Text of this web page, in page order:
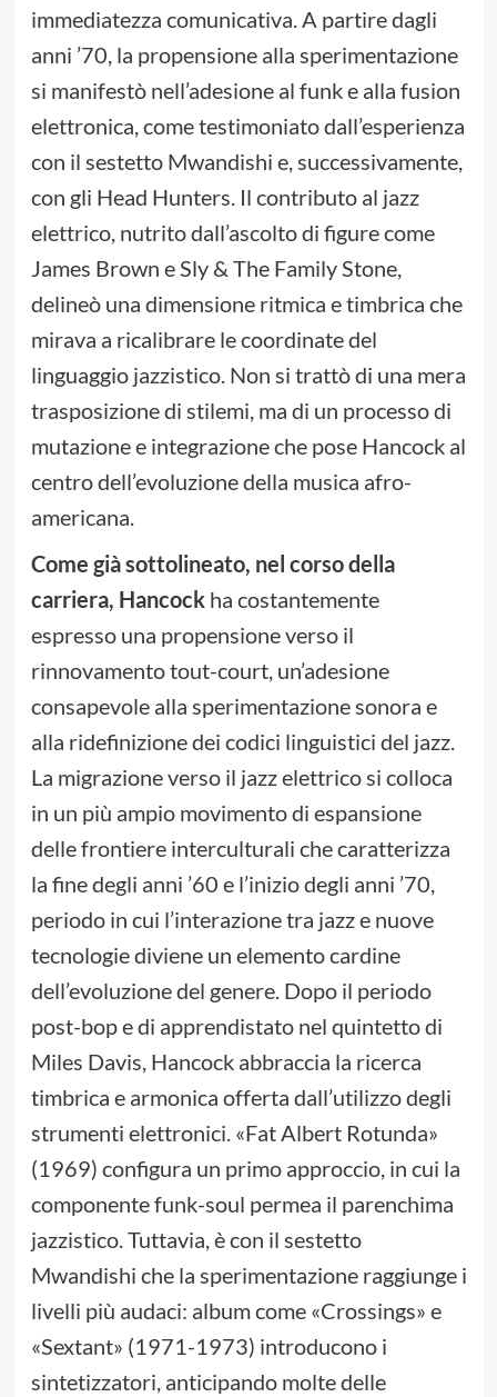
immediatezza comunicativa. A partire dagli
anni ’70, la propensione alla sperimentazione
si manifestò nell’adesione al funk e alla fusion
elettronica, come testimoniato dall’esperienza
con il sestetto Mwandishi e, successivamente,
con gli Head Hunters. Il contributo al jazz
elettrico, nutrito dall’ascolto di figure come
James Brown e Sly & The Family Stone,
delineò una dimensione ritmica e timbrica che
mirava a ricalibrare le coordinate del
linguaggio jazzistico. Non si trattò di una mera
trasposizione di stilemi, ma di un processo di
mutazione e integrazione che pose Hancock al
centro dell’evoluzione della musica afro-
americana.
Come già sottolineato, nel corso della
carriera, Hancockha costantemente
espresso una propensione verso il
rinnovamento tout-court, un’adesione
consapevole alla sperimentazione sonora e
alla ridefinizione dei codici linguistici del jazz.
La migrazione verso il jazz elettrico si colloca
in un più ampio movimento di espansione
delle frontiere interculturali che caratterizza
la fine degli anni ’60 e l’inizio degli anni ’70,
periodo in cui l’interazione tra jazz e nuove
tecnologie diviene un elemento cardine
dell’evoluzione del genere. Dopo il periodo
post-bop e di apprendistato nel quintetto di
Miles Davis, Hancock abbraccia la ricerca
timbrica e armonica offerta dall’utilizzo degli
strumenti elettronici. «Fat Albert Rotunda»
(1969) configura un primo approccio, in cui la
componente funk-soul permea il parenchima
jazzistico. Tuttavia, è con il sestetto
Mwandishi che la sperimentazione raggiunge i
livelli più audaci: album come «Crossings» e
«Sextant» (1971-1973) introducono i
sintetizzatori, anticipando molte delle